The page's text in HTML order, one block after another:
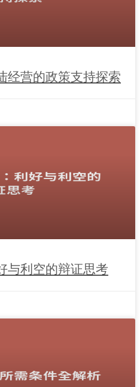
经营的政策支持探索
与利空的辩证思考